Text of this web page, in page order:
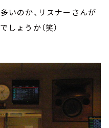
いのか、リスナーさんが
ょうか（笑）